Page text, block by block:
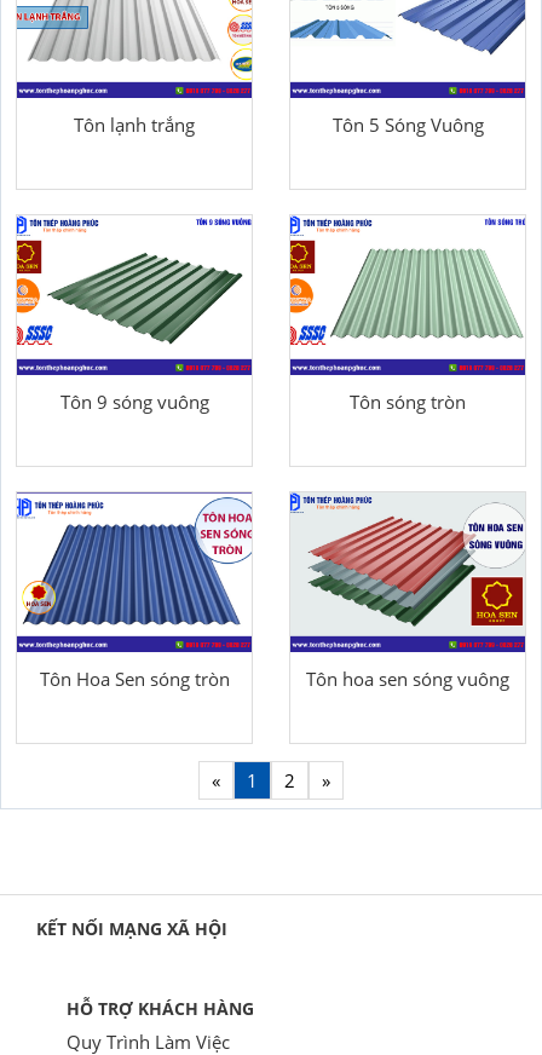
Tôn lạnh trắng Tôn 5 Sóng Vuông
Tôn 9 sóng vuông Tôn sóng tròn
Tôn Hoa Sen sóng tròn Tôn hoa sen sóng vuông
« 1 2 »
KẾT NỐI MẠNG XÃ HỘI
HỖ TRỢ KHÁCH HÀNG
Quy Trình Làm Việc